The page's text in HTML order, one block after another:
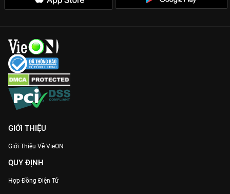
GIỚI THIỆU
Giới Thiệu Về VieON
QUY ĐỊNH
Hợp Đồng Điện Tử